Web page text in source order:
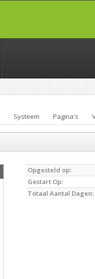
Systeem Pagina's
Opgesteld op:
Gestart Op:
Totaal Aantal Dagen: